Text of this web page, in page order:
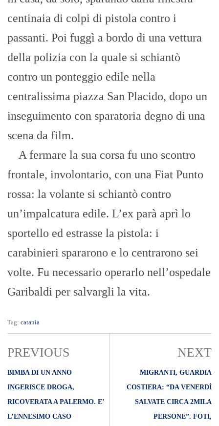
centinaia di colpi di pistola contro i
passanti. Poi fuggì a bordo di una vettura
della polizia con la quale si schiantò
contro un ponteggio edile nella
centralissima piazza San Placido, dopo un
inseguimento con sparatoria degno di una
scena da film.
A fermare la sua corsa fu uno scontro
frontale, involontario, con una Fiat Punto
rossa: la volante si schiantò contro
un’impalcatura edile. L’ex parà aprì lo
sportello ed estrasse la pistola: i
carabinieri spararono e lo centrarono sei
volte. Fu necessario operarlo nell’ospedale
Garibaldi per salvargli la vita.
Tag: catania
PREVIOUS
BIMBA DI UN ANNO
INGERISCE DROGA,
RICOVERATA A PALERMO. E’
L’ENNESIMO CASO
NEXT
MIGRANTI, GUARDIA
COSTIERA: “DA VENERDÌ
SALVATE CIRCA 2MILA
PERSONE”. FOTI,